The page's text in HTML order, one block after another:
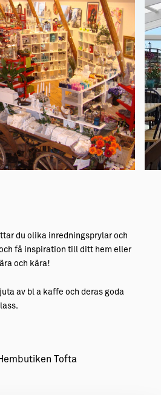
världsarv
gotländska
Ön
du olika inredningsprylar och
få inspiration till ditt hem eller
och kära!
av bl a kaffe och deras goda
Tofta